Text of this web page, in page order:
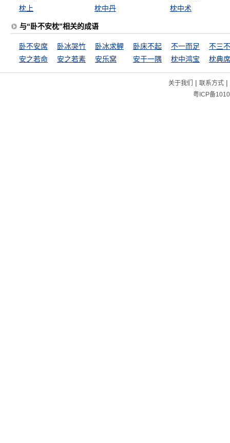
枕上
枕中丹 枕中术
与“卧不安枕”相关的成语
卧不安席 卧冰哭竹 卧冰求鲤 卧床不起 不一而足
不三
安之若命
安之若素 安乐窝 安于一隅 枕中鸿宝 枕典
关于我们 | 联系方式|
粤ICP备